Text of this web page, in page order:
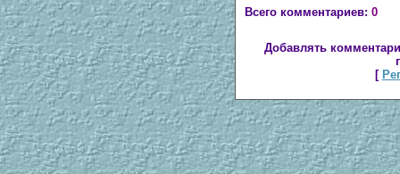
Всего комментариев: 0
Добавлять
[